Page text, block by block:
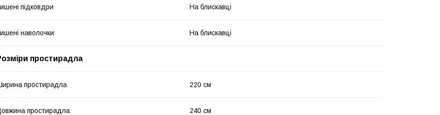
підковдри На блискавці
наволочки На блискавці
простирадла
простирадла 220 см
простирадла 240 см